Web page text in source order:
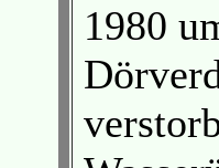
1980